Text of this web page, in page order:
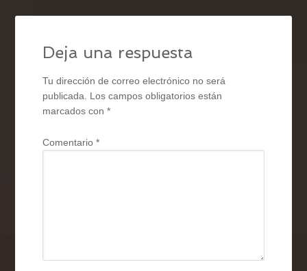
Deja una respuesta
Tu dirección de correo electrónico no será
publicada.
Los campos obligatorios están
marcados con*
Comentario*